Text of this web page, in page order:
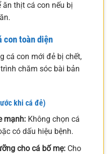
ăn thịt cá con nếu bị
con toàn diện
cá con mới đẻ bị chết,
chăm sóc bài bản
khi cá đẻ)
mạnh:Không chọn cá
có dấu hiệu bệnh.
cho cá bố mẹ:Cho